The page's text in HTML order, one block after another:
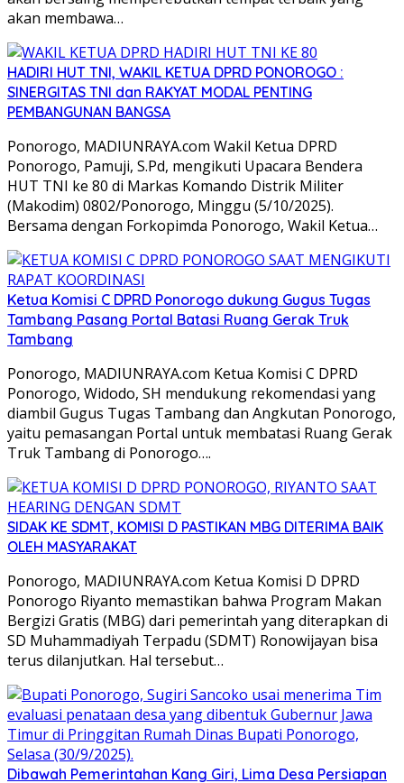
akan membawa…
HADIRI HUT TNI, WAKIL KETUA DPRD PONOROGO :
SINERGITAS TNI dan RAKYAT MODAL PENTING
PEMBANGUNAN BANGSA
Ponorogo, MADIUNRAYA.com Wakil Ketua DPRD
Ponorogo, Pamuji, S.Pd, mengikuti Upacara Bendera
HUT TNI ke 80 di Markas Komando Distrik Militer
(Makodim) 0802/Ponorogo, Minggu (5/10/2025).
Bersama dengan Forkopimda Ponorogo, Wakil Ketua…
Ketua Komisi C DPRD Ponorogo dukung Gugus Tugas
Tambang Pasang Portal Batasi Ruang Gerak Truk
Tambang
Ponorogo, MADIUNRAYA.com Ketua Komisi C DPRD
Ponorogo, Widodo, SH mendukung rekomendasi yang
diambil Gugus Tugas Tambang dan Angkutan Ponorogo,
yaitu pemasangan Portal untuk membatasi Ruang Gerak
Truk Tambang di Ponorogo….
SIDAK KE SDMT, KOMISI D PASTIKAN MBG DITERIMA BAIK
OLEH MASYARAKAT
Ponorogo, MADIUNRAYA.com Ketua Komisi D DPRD
Ponorogo Riyanto memastikan bahwa Program Makan
Bergizi Gratis (MBG) dari pemerintah yang diterapkan di
SD Muhammadiyah Terpadu (SDMT) Ronowijayan bisa
terus dilanjutkan. Hal tersebut…
Dibawah Pemerintahan Kang Giri, Lima Desa Persiapan